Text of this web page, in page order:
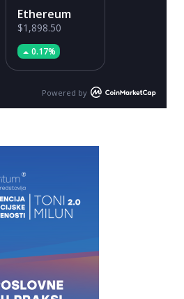
Ethereum
$1,898.50
0.17%
Powered by